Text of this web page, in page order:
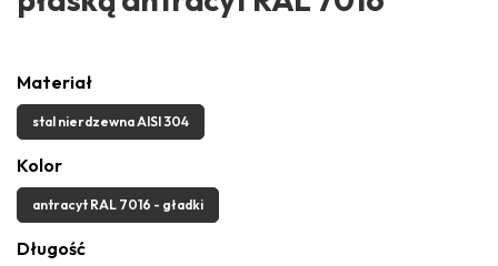
Materiał
stal nierdzewna AISI 304
Kolor
antracyt RAL 7016 - gładki
Długość